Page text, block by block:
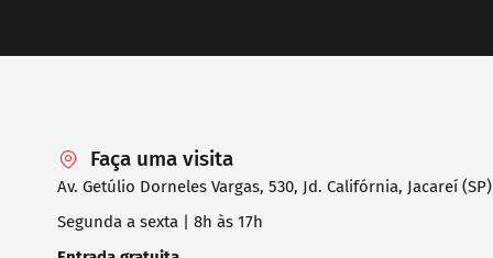
Faça uma visita
Av. Getúlio Dorneles Vargas, 530, Jd. Califórnia, Jacareí (SP)
Segunda a sexta | 8h às 17h